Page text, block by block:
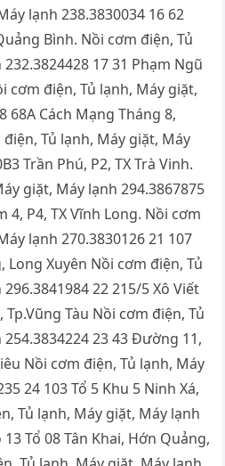
lạnh 238.3830034 16 62
Bình. Nồi cơm điện, Tủ
17 31 Phạm Ngũ
cơm điện, Tủ lạnh, Máy giặt,
68A Cách Mạng Tháng 8,
Tủ lạnh, Máy giặt, Máy
Trần Phú, P2, TX Trà Vinh.
giặt, Máy lạnh 294.3867875
4, P4, TX Vĩnh Long. Nồi cơm
lạnh 270.3830126 21 107
Long Xuyên Nồi cơm điện, Tủ
22 215/5 Xô Viết
Tp.Vũng Tàu Nồi cơm điện, Tủ
23 43 Đường 11,
Nồi cơm điện, Tủ lạnh, Máy
24 103 Tổ 5 Khu 5 Ninh Xá,
Tủ lạnh, Máy giặt, Máy lạnh
Tổ 08 Tân Khai, Hớn Quảng,